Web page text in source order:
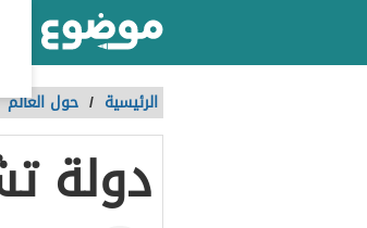
الرئيسية / حول العالم
دولة